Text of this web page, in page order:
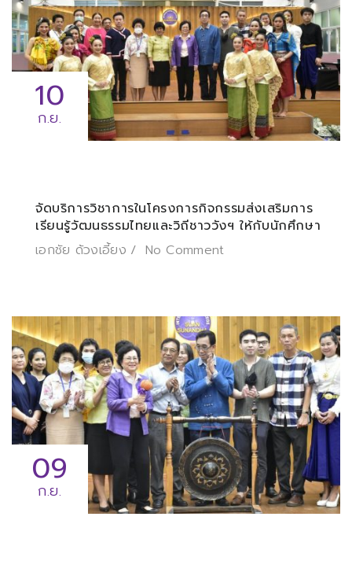
10
ก.ย.
จัดบริการวิชาการในโครงการกิจกรรมส่งเสริมการ
เรียนรู้วัฒนธรรมไทยและวิถีชาววังฯ ให้กับนักศึกษา
เอกชัย ด้วงเอี้ยง
No Comment
09
ก.ย.